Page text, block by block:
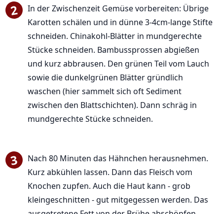
In der Zwischenzeit Gemüse vorbereiten: Übrige
Karotten schälen und in dünne 3-4cm-lange Stifte
schneiden. Chinakohl-Blätter in mundgerechte
Stücke schneiden. Bambussprossen abgießen
und kurz abbrausen. Den grünen Teil vom Lauch
sowie die dunkelgrünen Blätter gründlich
waschen (hier sammelt sich oft Sediment
zwischen den Blattschichten). Dann schräg in
mundgerechte Stücke schneiden.
Nach 80 Minuten das Hähnchen herausnehmen.
Kurz abkühlen lassen. Dann das Fleisch vom
Knochen zupfen. Auch die Haut kann - grob
kleingeschnitten - gut mitgegessen werden. Das